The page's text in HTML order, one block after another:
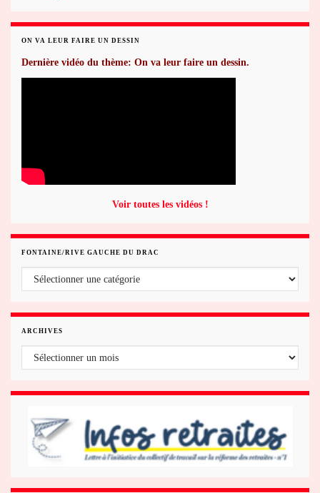
ON VA LEUR FAIRE UN DESSIN
Dernière vidéo du thème: On va leur faire un dessin.
Voir toutes les vidéos !
FONTAINE/RIVE GAUCHE DU DRAC
ARCHIVES